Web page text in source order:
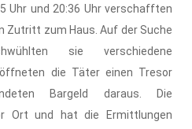
Uhr und 20:36 Uhr verschafften
Zutritt zum Haus. Auf der Suche
sie verschiedene
öffneten die Täter einen Tresor
Bargeld daraus. Die
Ort und hat die Ermittlungen